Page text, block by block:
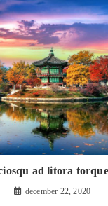
ad litora
december 22, 2020